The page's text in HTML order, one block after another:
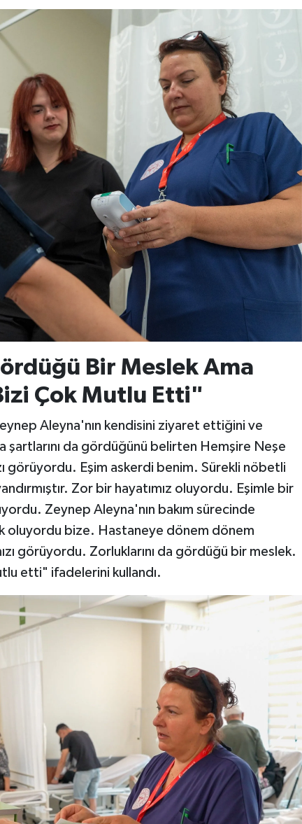
Bir Meslek Ama
Çok Mutlu Etti"
Aleyna'nın kendisini ziyaret ettiğini ve
şartlarını da gördüğünü belirten Hemşire Neşe
görüyordu. Eşim askerdi benim. Sürekli nöbetli
Zor bir hayatımız oluyordu. Eşimle bir
Zeynep Aleyna'nın bakım sürecinde
oluyordu bize. Hastaneye dönem dönem
görüyordu. Zorluklarını da gördüğü bir meslek.
etti" ifadelerini kullandı.